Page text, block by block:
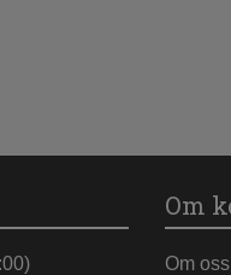
Om
Om oss